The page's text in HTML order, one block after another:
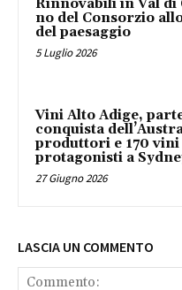
Rinnovabili in Val di
no del Consorzio
del paesaggio
5 Luglio 2026
Vini Alto Adige,
conquista
produttori e 170 vini
protagonisti a
27 Giugno 2026
LASCIA UN COMMENTO